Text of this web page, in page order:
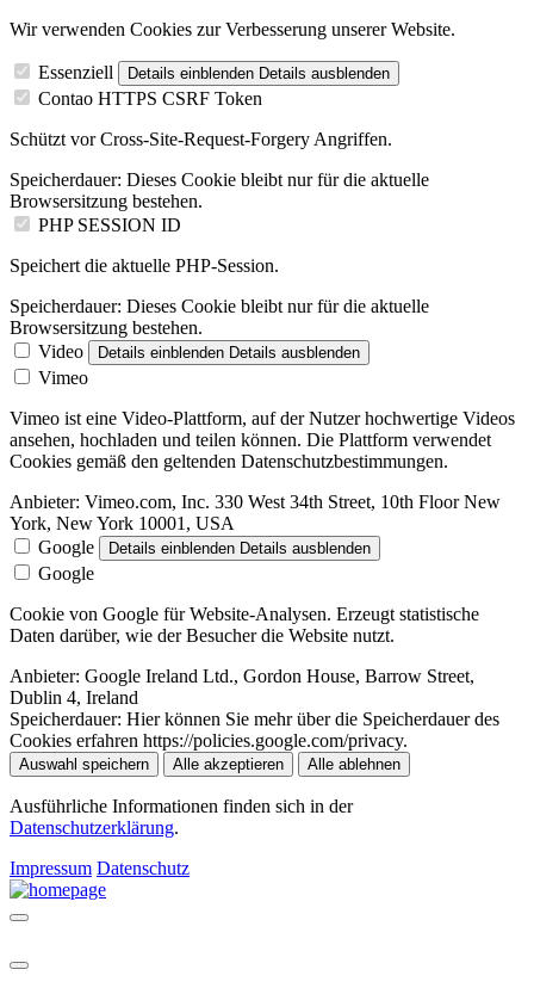
Wir verwenden Cookies zur Verbesserung unserer Website.
Essenziell Details einblenden Details ausblenden
Contao HTTPS CSRF Token
Schützt vor Cross-Site-Request-Forgery Angriffen.
Speicherdauer: Dieses Cookie bleibt nur für die aktuelle
Browsersitzung bestehen.
PHP SESSION ID
Speichert die aktuelle PHP-Session.
Speicherdauer: Dieses Cookie bleibt nur für die aktuelle
Browsersitzung bestehen.
Video
Details einblenden Details ausblenden
Vimeo
Vimeo ist eine Video-Plattform, auf der Nutzer hochwertige Videos
ansehen, hochladen und teilen können. Die Plattform verwendet
Cookies gemäß den geltenden Datenschutzbestimmungen.
Anbieter: Vimeo.com, Inc. 330 West 34th Street, 10th Floor New
York, New York 10001, USA
Google
Details einblenden Details ausblenden
Google
Cookie von Google für Website-Analysen. Erzeugt statistische
Daten darüber, wie der Besucher die Website nutzt.
Anbieter: Google Ireland Ltd., Gordon House, Barrow Street,
Dublin 4, Ireland
Speicherdauer: Hier können Sie mehr über die Speicherdauer des
Cookies erfahren https://policies.google.com/privacy.
Auswahl speichern Alle akzeptieren Alle ablehnen
Ausführliche Informationen finden sich in der
Datenschutzerklärung.
Impressum Datenschutz